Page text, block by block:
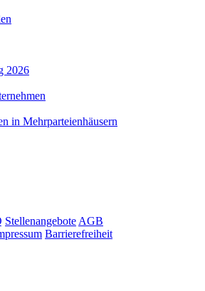
2026
in Mehrparteienhäusern
Stellenangebote AGB
Barrierefreiheit